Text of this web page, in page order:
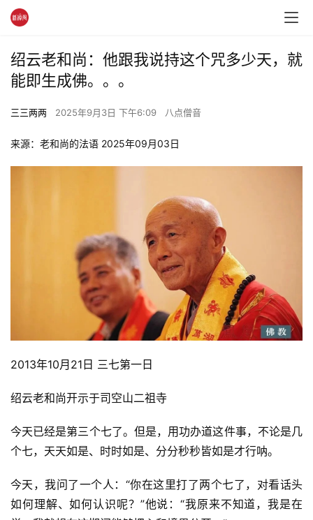
绍云老和尚：他跟我说持这个咒多少天，就
能即生成佛。。。
三三两两 2025年9月3日 下午6:09 八点僧音
来源：老和尚的法语 2025年09月03日
2013年10月21日 三七第一日
绍云老和尚开示于司空山二祖寺
今天已经是第三个七了。但是，用功办道这件事，不论是几
个七，天天如是、时时如是、分分秒秒皆如是才行呐。
今天，我问了一个人：“你在这里打了两个七了，对看话头
如何理解、如何认识呢？”他说：“我原来不知道，我是在